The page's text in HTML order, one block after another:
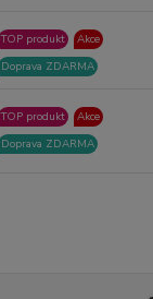
TOP produkt
Akce
Doprava ZDARMA
TOP produkt
Akce
Doprava ZDARMA